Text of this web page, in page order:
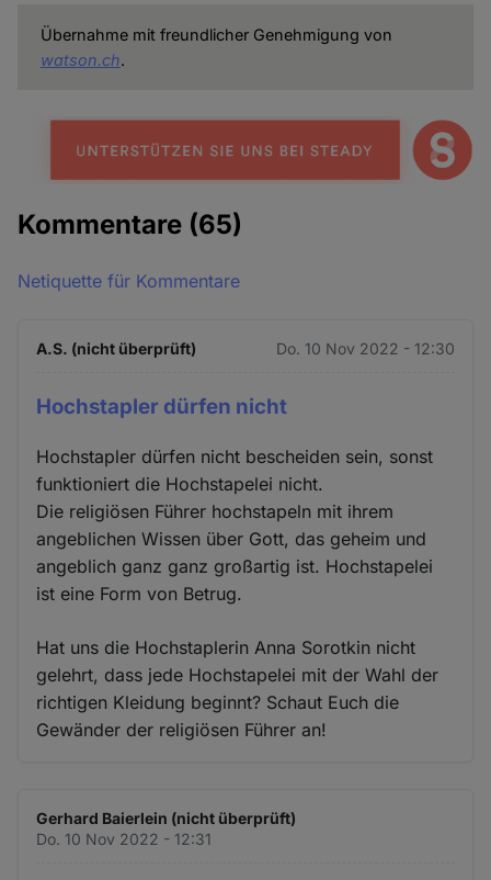
Übernahme mit freundlicher Genehmigung von
watson.ch.
Kommentare (65)
Netiquette für Kommentare
A.S. (nicht überprüft) Do. 10 Nov 2022 - 12:30
Hochstapler dürfen nicht
Hochstapler dürfen nicht bescheiden sein, sonst
funktioniert die Hochstapelei nicht.
Die religiösen Führer hochstapeln mit ihrem
angeblichen Wissen über Gott, das geheim und
angeblich ganz ganz großartig ist. Hochstapelei
ist eine Form von Betrug.
Hat uns die Hochstaplerin Anna Sorotkin nicht
gelehrt, dass jede Hochstapelei mit der Wahl der
richtigen Kleidung beginnt? Schaut Euch die
Gewänder der religiösen Führer an!
Gerhard Baierlein (nicht überprüft)
Do. 10 Nov 2022 - 12:31